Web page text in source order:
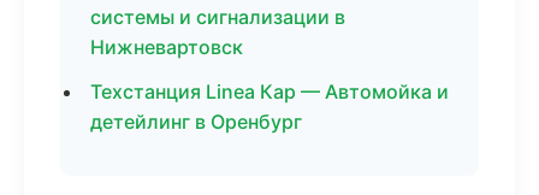
системы и сигнализации в
Нижневартовск
Техстанция Linea Кар — Автомойка и
детейлинг в Оренбург